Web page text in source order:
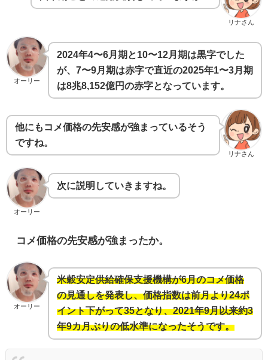
リナさん
オーリー
2024年4〜6月期と10〜12月期は黒字でした
が、7〜9月期は赤字で直近の2025年1〜3月期
は8兆8,152億円の赤字となっています。
リナさん
他にもコメ価格の先安感が強まっているそう
ですね。
オーリー
次に説明していきますね。
コメ価格の先安感が強まったか。
オーリー
米穀安定供給確保支援機構が6月のコメ価格
の見通しを発表し、価格指数は前月より24ポ
イント下がって35となり、2021年9月以来約3
年9カ月ぶりの低水準になったそうです。